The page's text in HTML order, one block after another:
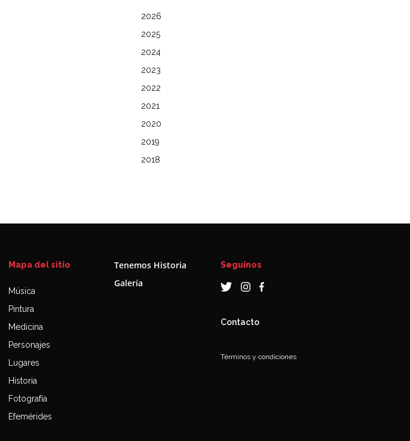
2026
2025
2024
2023
2022
2021
2020
2019
2018
Mapa del sitio
Música
Pintura
Medicina
Personajes
Lugares
Historia
Fotografía
Efemérides
Tenemos Historia
Galería
Seguinos
Contacto
Términos y condiciones